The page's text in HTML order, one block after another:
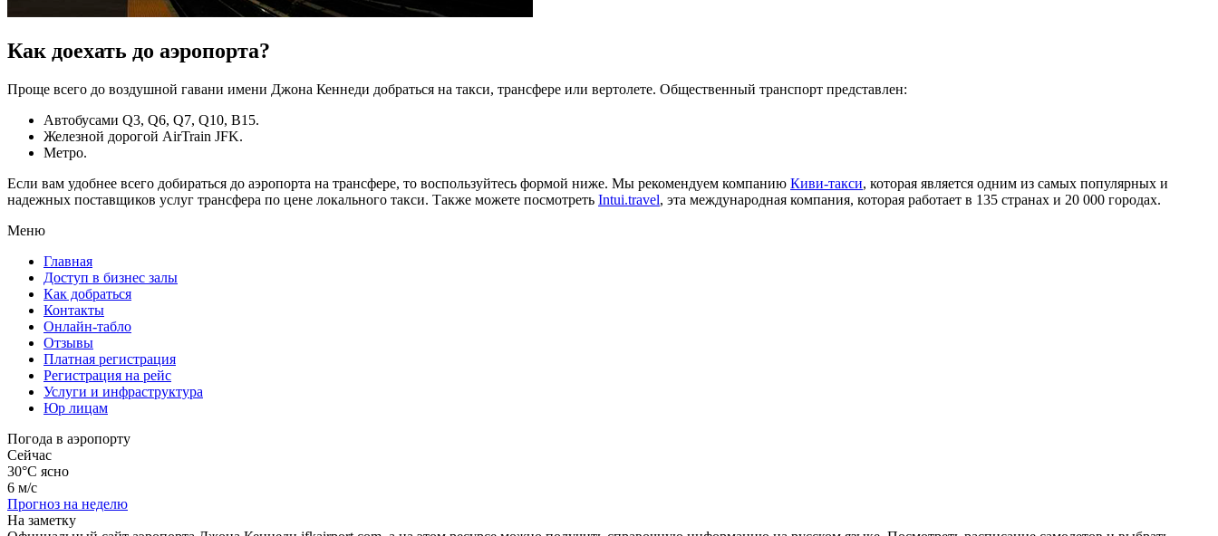
Как доехать до аэропорта?
Проще всего до воздушной гавани имени Джона Кеннеди добраться на такси, трансфере или вертолете. Общественный транспорт представлен:
Автобусами Q3, Q6, Q7, Q10, B15.
Железной дорогой AirTrain JFK.
Метро.
Если вам удобнее всего добираться до аэропорта на трансфере, то воспользуйтесь формой ниже. Мы рекомендуем компанию Киви-такси, которая является одним из самых популярных и
надежных поставщиков услуг трансфера по цене локального такси. Также можете посмотреть Intui.travel, эта международная компания, которая работает в 135 странах и 20 000 городах.
Меню
Главная
Доступ в бизнес залы
Как добраться
Контакты
Онлайн-табло
Отзывы
Платная регистрация
Регистрация на рейс
Услуги и инфраструктура
Юр лицам
Погода в аэропорту
Сейчас
30°C ясно
6 м/с
Прогноз на неделю
На заметку